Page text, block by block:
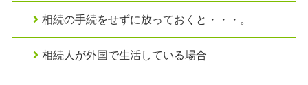
相続の手続をせずに放っておくと・・・。
相続人が外国で生活している場合